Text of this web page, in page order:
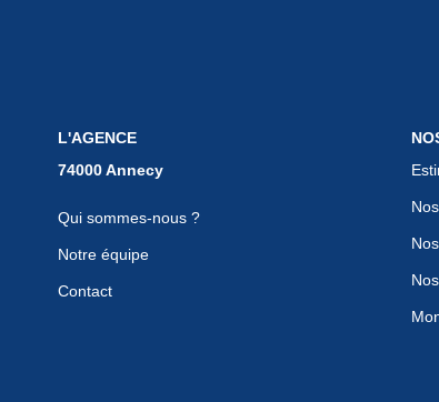
L'AGENCE
Qui sommes-nous ?
Notre équipe
Contact